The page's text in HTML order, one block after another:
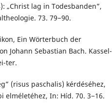
„Christ lag in Todesbanden”,
73. 79−90.
Ein Wörterbuch der
Johann Sebastian Bach. Kassel-
ter.
(risus paschalis) kérdéséhez,
elméletéhez, In: Híd. 70. 3−16.